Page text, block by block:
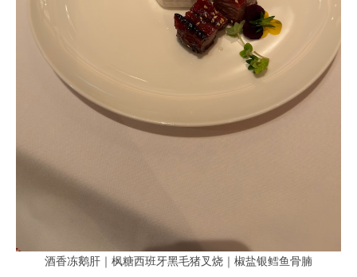
酒香冻鹅肝｜枫糖西班牙黑毛猪叉烧｜椒盐银鳕鱼骨腩